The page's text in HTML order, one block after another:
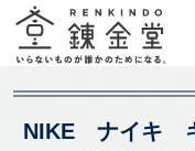
NIKE ナイキ